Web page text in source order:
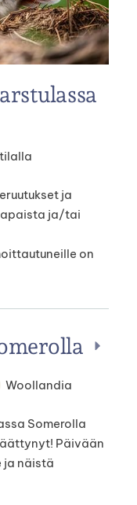
ja
ja/tai
on
Woollandia
Somerolla
Päivään
ja näistä